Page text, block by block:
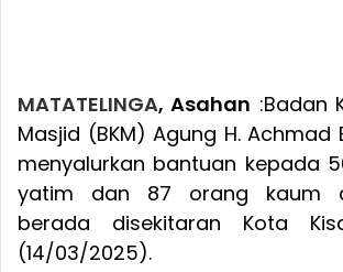
MATATELINGA, Asahan :Badan
Masjid (BKM) Agung H. Achmad
menyalurkan bantuan kepada
yatim dan 87 orang kaum
berada disekitaran Kota
(14/03/2025).